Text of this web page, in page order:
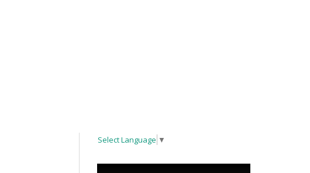
Select Language ▼